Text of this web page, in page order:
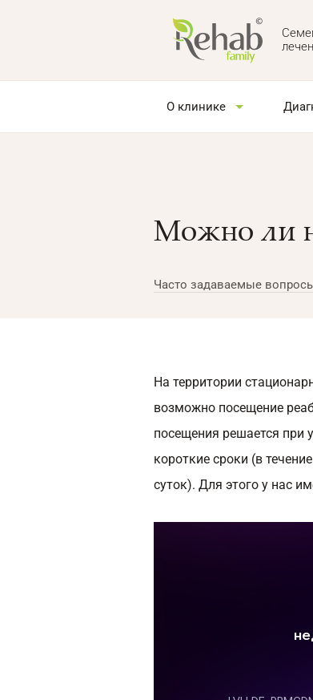
О клинике
Можно ли
Часто задаваемые
На территории
возможно посещение
посещения решается при
короткие сроки (в
суток). Для этого у нас